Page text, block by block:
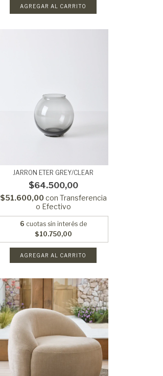
JARRON ETER GREY/CLEAR
$64.500,00
$51.600,00con Transferencia
o Efectivo
6 cuotas sin interés de
$10.750,00
AGREGAR AL CARRITO